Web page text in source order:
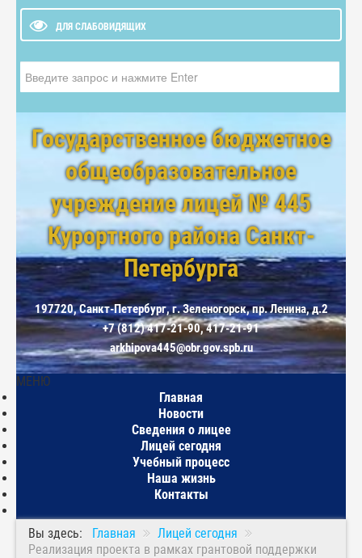
ДЛЯ СЛАБОВИДЯЩИХ
Государственное бюджетное
общеобразовательное
учреждение лицей № 445
Курортного района Санкт-
Петербурга
197720, Санкт-Петербург, г. Зеленогорск, пр. Ленина, д.2
+7 (812) 417-21-90, 417-21-91
arkhipova445@obr.gov.spb.ru
МЕНЮ
Главная
Новости
Сведения о лицее
Лицей сегодня
Учебный процесс
Наша жизнь
Контакты
Вы здесь: Главная
Лицей сегодня
Реализация проекта в рамках грантовой поддержки